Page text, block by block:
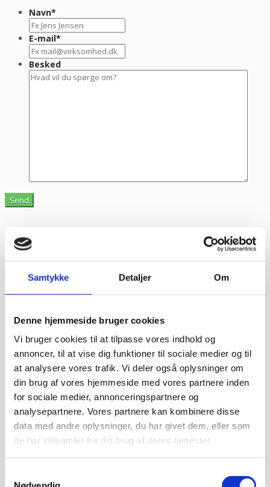
Samtykke Detaljer Om
Denne hjemmeside bruger cookies
Vi bruger cookies til at tilpasse vores indhold og
annoncer, til at vise dig funktioner til sociale medier og til
at analysere vores trafik. Vi deler også oplysninger om
din brug af vores hjemmeside med vores partnere inden
for sociale medier, annonceringspartnere og
analysepartnere. Vores partnere kan kombinere disse
data med andre oplysninger, du har givet dem, eller som
de har indsamlet fra din brug af deres tjenester.
Navn*
E-mail*
Besked
Prismatch - Laveste pris!
Har du fundet et billigere produkt som vi skal pris matche?
Vi skal blot modtage et link hvor den tiltalte pris er set,
således vi kan vende tilbage med den skarpeste pris.
Set pris:*
Link:*